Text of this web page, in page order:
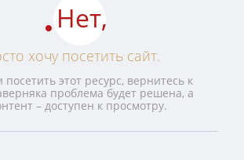
Нет,
хочу посетить сайт.
этот ресурс, вернитесь к
проблема будет решена, а
– доступен к просмотру.